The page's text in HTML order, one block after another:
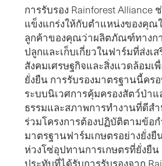
การรับรอง Rainforest Alliance
แข็งแกร่งให้กับตําแหน่งของคุณ
ลูกค้าของคุณว่าผลิตภัณฑ์ทางก
ปลูกและเก็บเกี่ยวในฟาร์มที่ส่งเ
สังคมเศรษฐกิจและสิ่งแวดล้อมเ
ยั่งยืน การรับรองมาตรฐานนี้คร
ระบบนิเวศการคุ้มครองสัตว์ป่า
ธรรมและสภาพการทํางานที่ดีสํ
ร่วมโครงการต้องปฏิบัติตามข้อ
มาตรฐานฟาร์มเกษตรอย่างยั่ง
ห่วงโซ่อุปทานการเกษตรที่ยั่งยืน